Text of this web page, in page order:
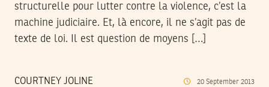
structurelle pour lutter contre la violence, c’est la
machine judiciaire. Et, là encore, il ne s’agit pas de
texte de loi. Il est question de moyens […]
COURTNEY JOLINE 20 September 2013